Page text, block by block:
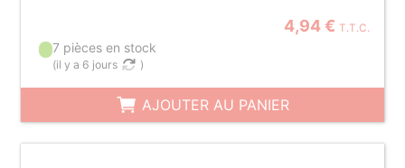
4,94 € T.T.C.
7 pièces en stock
(il y a 6 jours )
AJOUTER AU PANIER